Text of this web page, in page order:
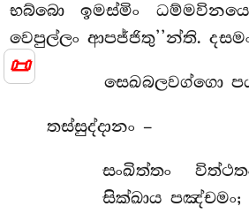
📜
භබ්බො ඉමස්මිං
වෙපුල්ලං ආපජ්ජිතු’’න්ති.
සෙඛබලවග්ගො
තස්සුද්දානං –
සංඛිත්තං
සික්ඛාය පඤ්චමං;